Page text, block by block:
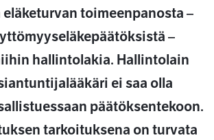
toimeenpanosta –
–
hallintolakia. Hallintolain
ei saa olla
päätöksentekoon.
tarkoituksena on turvata